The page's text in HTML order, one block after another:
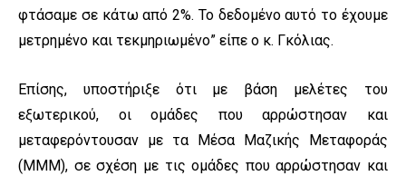
φτάσαμε σε κάτω από 2%. Το δεδομένο αυτό το έχουμε
μετρημένο και τεκμηριωμένο” είπε ο κ. Γκόλιας.
Επίσης, υποστήριξε ότι με βάση μελέτες του
εξωτερικού, οι ομάδες που αρρώστησαν και
μεταφερόντουσαν με τα Μέσα Μαζικής Μεταφοράς
(ΜΜΜ), σε σχέση με τις ομάδες που αρρώστησαν και